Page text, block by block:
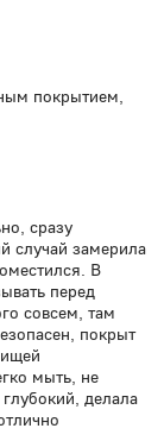
покрытием,
сразу
случай замерила
В
перед
совсем, там
покрыт
мыть, не
делала